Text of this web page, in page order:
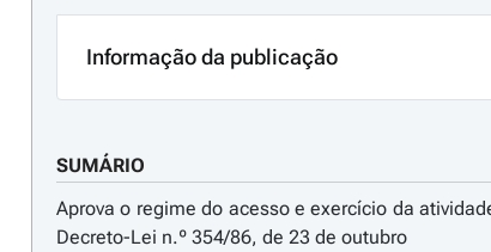
Informação da publicação
SUMÁRIO
Aprova o regime do acesso e exercício da
Decreto-Lei n.º 354/86, de 23 de outubro